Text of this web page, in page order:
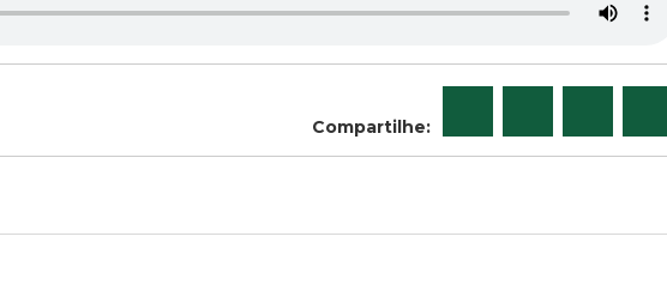
Compartilhe: